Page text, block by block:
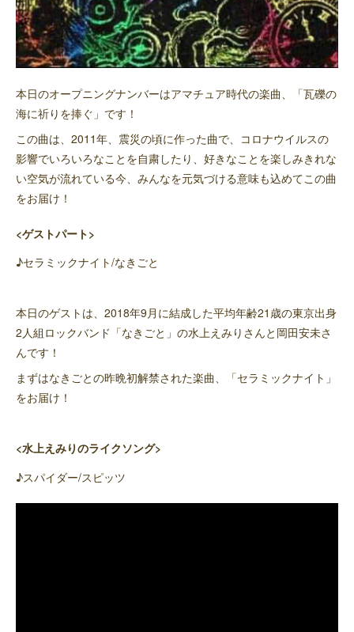
本日のオープニングナンバーはアマチュア時代の楽曲、「瓦礫の
海に祈りを捧ぐ」です！
この曲は、2011年、震災の頃に作った曲で、コロナウイルスの
影響でいろいろなことを自粛したり、好きなことを楽しみきれな
い空気が流れている今、みんなを元気づける意味も込めてこの曲
をお届け！
<ゲストパート>
♪セラミックナイト/なきごと
本日のゲストは、2018年9月に結成した平均年齢21歳の東京出身
2人組ロックバンド「なきごと」の水上えみりさんと岡田安未さ
んです！
まずはなきごとの昨晩初解禁された楽曲、「セラミックナイト」
をお届け！
<水上えみりのライクソング>
♪スパイダー/スピッツ